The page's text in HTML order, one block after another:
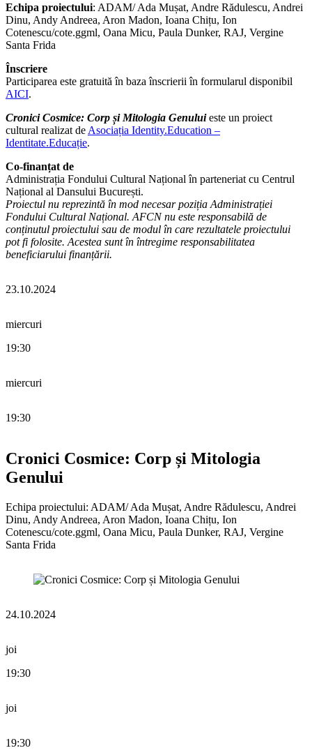
Echipa proiectului: ADAM/ Ada Mușat, Andre Rădulescu, Andrei
Dinu, Andy Andreea, Aron Madon, Ioana Chițu, Ion
Cotenescu/cote.ggml, Oana Micu, Paula Dunker, RAJ, Vergine
Santa Frida
Înscriere
Participarea este gratuită în baza înscrierii în formularul disponibil
AICI.
Cronici Cosmice: Corp și Mitologia Genuluieste un proiect
cultural realizat de Asociația Identity.Education –
Identitate.Educație.
Co-finanțat de
Administrația Fondului Cultural Național în parteneriat cu Centrul
Național al Dansului București.
Proiectul nu reprezintă în mod necesar poziția Administrației
Fondului Cultural Național. AFCN nu este responsabilă de
conținutul proiectului sau de modul în care rezultatele proiectului
pot fi folosite. Acestea sunt în întregime responsabilitatea
beneficiarului finanțării.
23.10.2024
miercuri
19:30
miercuri
19:30
Cronici Cosmice: Corp și Mitologia
Genului
Echipa proiectului: ADAM/ Ada Mușat, Andre Rădulescu, Andrei
Dinu, Andy Andreea, Aron Madon, Ioana Chițu, Ion
Cotenescu/cote.ggml, Oana Micu, Paula Dunker, RAJ, Vergine
Santa Frida
24.10.2024
joi
19:30
joi
19:30